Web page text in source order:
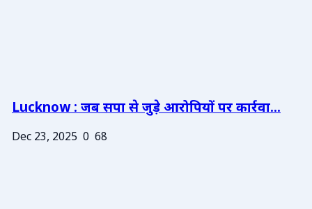
Lucknow : जब सपा से जुड़े आरोपियों पर कार्रवा...
Dec 23, 2025 0 68